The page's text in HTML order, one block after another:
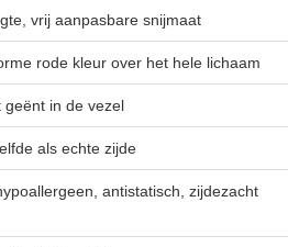
vrij aanpasbare snijmaat
rode kleur over het hele lichaam
geënt in de vezel
als echte zijde
antistatisch, zijdezacht